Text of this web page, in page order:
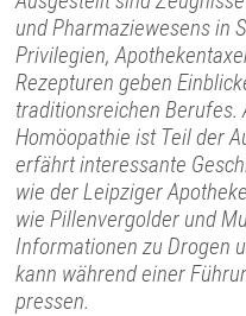
und Pharmaziewesens in
Privilegien,
Rezepturen geben
traditionsreichen Berufes.
Homöopathie ist Teil der
erfährt interessante
wie der Leipziger
wie Pillenvergolder und
Informationen zu Drogen
kann während einer
pressen.